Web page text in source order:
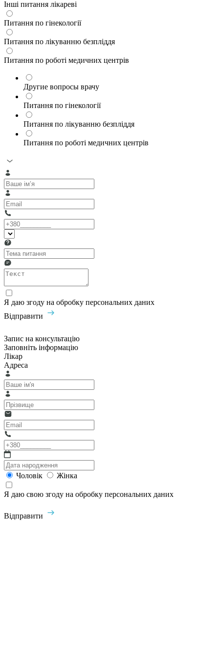
Інші питання лікареві
Питання по гінекології
Питання по лікуванню безпліддя
Питання по роботі медичних центрів
Другие вопросы врачу
Питання по гінекології
Питання по лікуванню безпліддя
Питання по роботі медичних центрів
Я даю згоду на обробку персональних даних
Відправити
Запис на консультацію
Заповніть інформацію
Лікар
Адреса
Чоловік Жінка
Я даю свою згоду на обробку персональних даних
Відправити